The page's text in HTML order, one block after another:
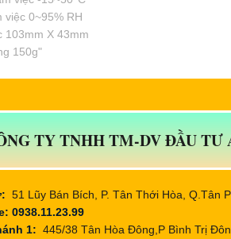
việc 0~95% RH
103mm X 43mm
150g"
TY TNHH TM-DV ĐẦU
51 Lũy Bán Bích, P. Tân Thới Hòa, Q.Tân
0938.11.23.99
1: 445/38 Tân Hòa Đông,P Bình Trị